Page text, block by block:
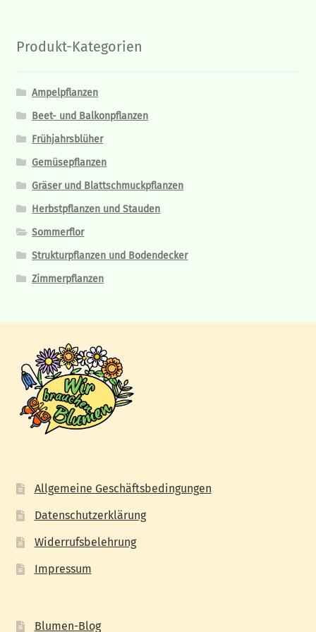
Produkt-Kategorien
Ampelpflanzen
Beet- und Balkonpflanzen
Frühjahrsblüher
Gemüsepflanzen
Gräser und Blattschmuckpflanzen
Herbstpflanzen und Stauden
Sommerflor
Strukturpflanzen und Bodendecker
Zimmerpflanzen
Allgemeine Geschäftsbedingungen
Datenschutzerklärung
Widerrufsbelehrung
Impressum
Blumen-Blog